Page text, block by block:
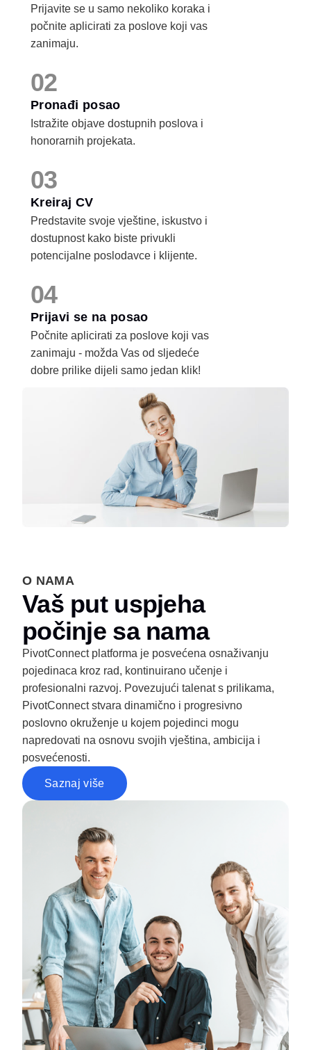
Prijavite se u samo nekoliko koraka i
počnite aplicirati za poslove koji vas
zanimaju.
02
Pronađi posao
Istražite objave dostupnih poslova i
honorarnih projekata.
03
Kreiraj CV
Predstavite svoje vještine, iskustvo i
dostupnost kako biste privukli
potencijalne poslodavce i klijente.
04
Prijavi se na posao
Počnite aplicirati za poslove koji vas
zanimaju - možda Vas od sljedeće
dobre prilike dijeli samo jedan klik!
O NAMA
Vaš put uspjeha
počinje sa nama
PivotConnect platforma je posvećena osnaživanju
pojedinaca kroz rad, kontinuirano učenje i
profesionalni razvoj. Povezujući talenat s prilikama,
PivotConnect stvara dinamično i progresivno
poslovno okruženje u kojem pojedinci mogu
napredovati na osnovu svojih vještina, ambicija i
posvećenosti.
Saznaj više